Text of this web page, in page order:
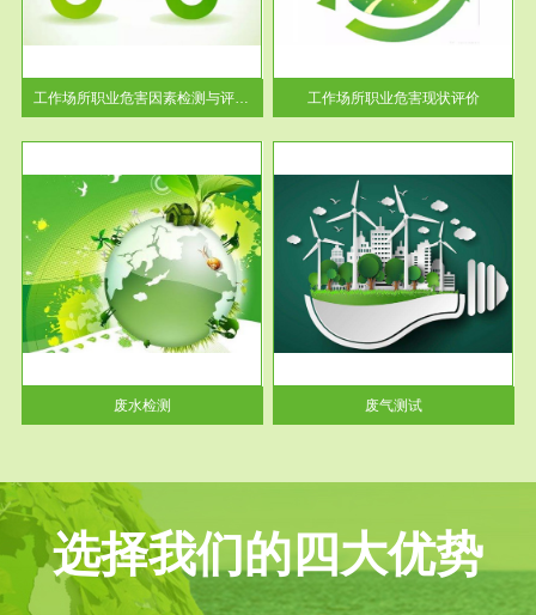
工作场所职业危害因素检测与评价...
【现状评价意义】：具体因素---
-通过质谱分析等多种手段明确
工作场...
工作场所职业危害现状评价
废水检测
服务范围
废气测试
检测范围工业废气检测包括有机
废气和无机废气。有机废气主要
包括...
废气测试
选择我们的四大优势